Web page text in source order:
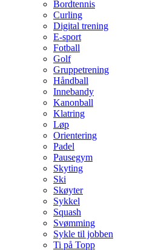
Bordtennis
Curling
Digital trening
E-sport
Fotball
Golf
Gruppetrening
Håndball
Innebandy
Kanonball
Klatring
Løp
Orientering
Padel
Pausegym
Skyting
Ski
Skøyter
Sykkel
Squash
Svømming
Sykle til jobben
Ti på Topp